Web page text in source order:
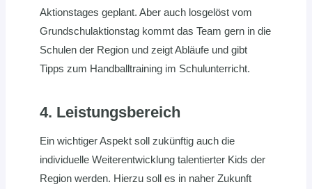
Aktionstages geplant. Aber auch losgelöst vom
Grundschulaktionstag kommt das Team gern in die
Schulen der Region und zeigt Abläufe und gibt
Tipps zum Handballtraining im Schulunterricht.
4. Leistungsbereich
Ein wichtiger Aspekt soll zukünftig auch die
individuelle Weiterentwicklung talentierter Kids der
Region werden. Hierzu soll es in naher Zukunft